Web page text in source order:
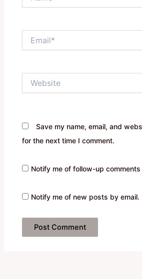
Save my name, email, and
for the next time I comment.
Notify me of follow-up comments
Notify me of new posts by email.